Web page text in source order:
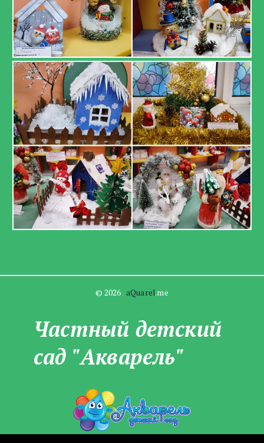
© 2026 aQuarel.me
Частны­­й детский
сад "Акварель"